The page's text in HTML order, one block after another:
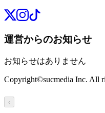
運営からのお知らせ
お知らせはありません
Copyright©sucmedia Inc. All
‹